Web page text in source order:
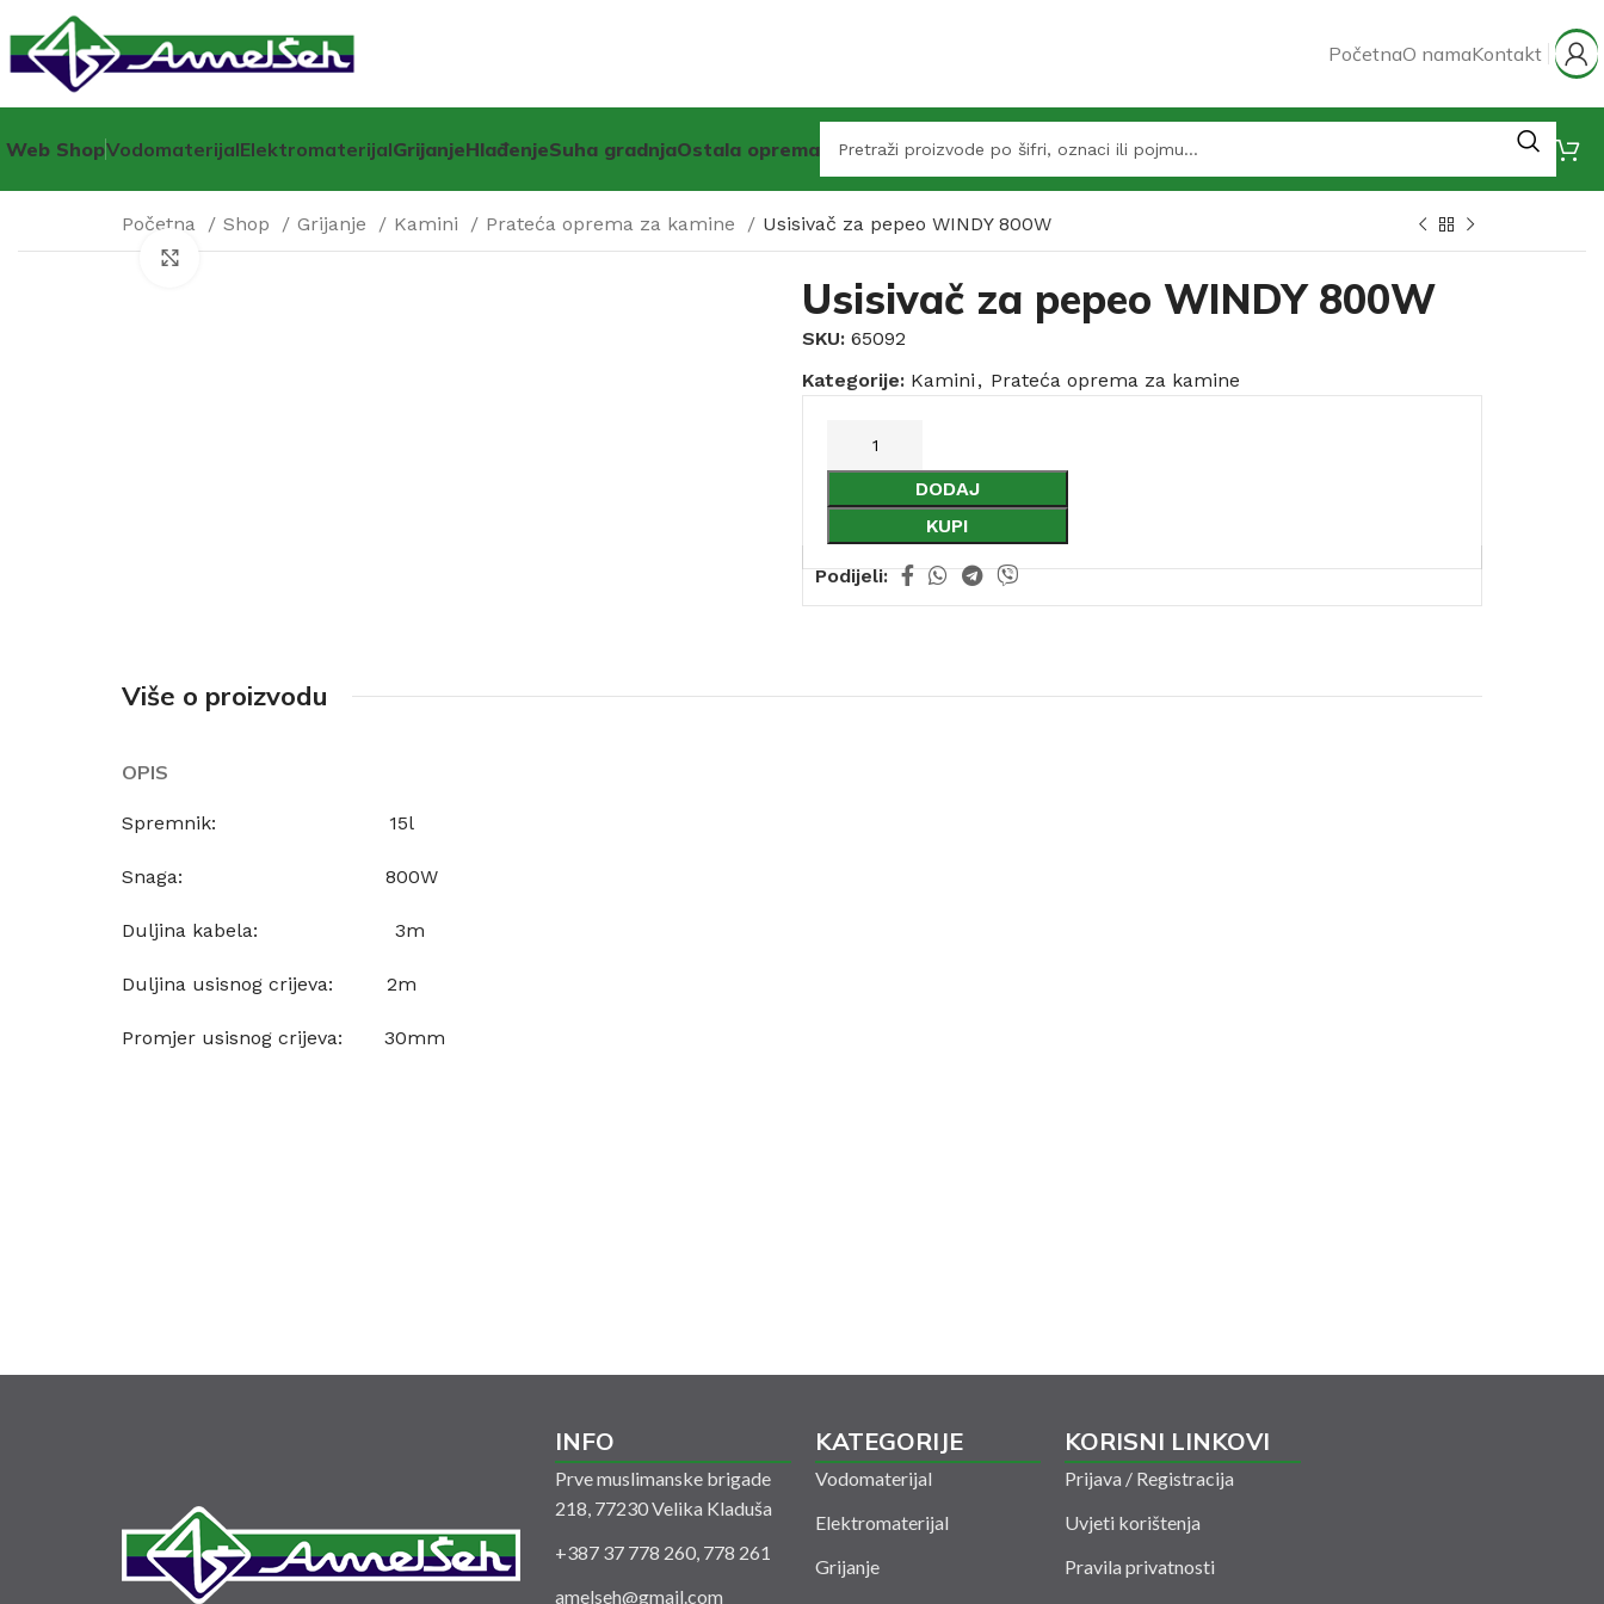
PočetnaO namaKontakt
Web ShopVodomaterijalElektromaterijalGrijanjeHlađenjeSuha gradnjaOstala oprema
Početna Shop Grijanje Kamini Prateća oprema za kamine Usisivač za pepeo WINDY 800W
Click to enlarge
Usisivač za pepeo WINDY 800W
SKU: 65092
Kategorije: Kamini , Prateća oprema za kamine
DODAJ
KUPI
Podijeli:
Više o proizvodu
OPIS
Spremnik: 15l
Snaga: 800W
Duljina kabela: 3m
Duljina usisnog crijeva: 2m
Promjer usisnog crijeva: 30mm
INFO
Prve muslimanske brigade
218, 77230 Velika Kladuša
+387 37 778 260, 778 261
amelseh@gmail.com
KATEGORIJE
Vodomaterijal
Elektromaterijal
Grijanje
KORISNI LINKOVI
Prijava / Registracija
Uvjeti korištenja
Pravila privatnosti